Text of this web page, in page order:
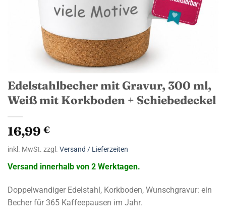
Edelstahlbecher mit Gravur, 300 ml,
Weiß mit Korkboden + Schiebedeckel
16,99 €
inkl. MwSt. zzgl. Versand / Lieferzeiten
Versand innerhalb von 2 Werktagen.
Doppelwandiger Edelstahl, Korkboden, Wunschgravur: ein
Becher für 365 Kaffeepausen im Jahr.